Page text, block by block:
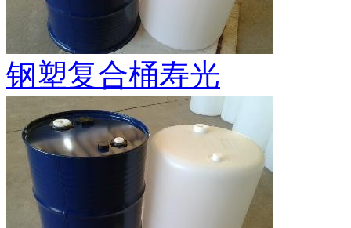
钢塑复合桶寿光